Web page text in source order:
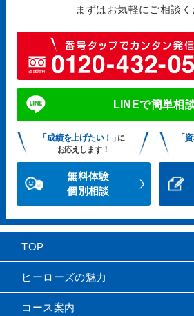
まずはお気軽にご相談く
LINEで簡単相
「成績を上げたい！」に
お応えします！
無料体験
個別相談
「
TOP
ヒーローズの魅力
コース案内